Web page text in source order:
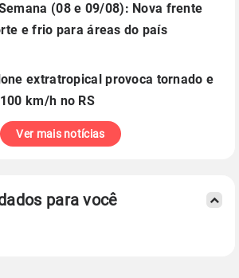
(08 e 09/08): Nova frente
e frio para áreas do país
extratropical provoca tornado e
km/h no RS
Ver mais notícias
para você